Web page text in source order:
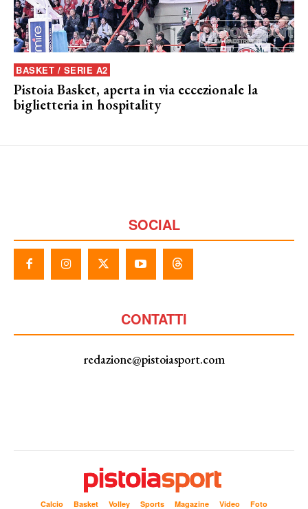
BASKET / SERIE A2
Pistoia Basket, aperta in via eccezionale la
biglietteria in hospitality
SOCIAL
CONTATTI
redazione@pistoiasport.com
Calcio Basket Volley Sports Magazine Video Foto